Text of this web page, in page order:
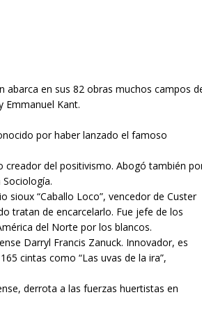
en sus 82 obras muchos campos
Emmanuel Kant.
por haber lanzado el famoso
del positivismo. Abogó también
sioux “Caballo Loco”, vencedor de Custer
tratan de encarcelarlo. Fue jefe de los
del Norte por los blancos.
Darryl Francis Zanuck. Innovador, es
cintas como “Las uvas de la ira”,
derrota a las fuerzas huertistas en